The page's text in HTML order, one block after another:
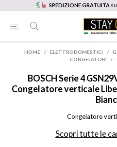
SPEDIZIONE GRATUITA
HOME / ELETTRODOMESTICI /
CONGELATORI
/
BOSCHSerie 4
Congelatore verticale
Congelatore
Scopri tutte le